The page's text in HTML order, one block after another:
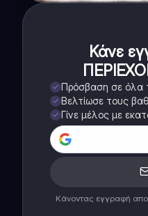
Κάνε
Πρόσβαση σε όλα
Βελτίωσε τους
Γίνε μέλος με
Κάνοντας εγγραφή